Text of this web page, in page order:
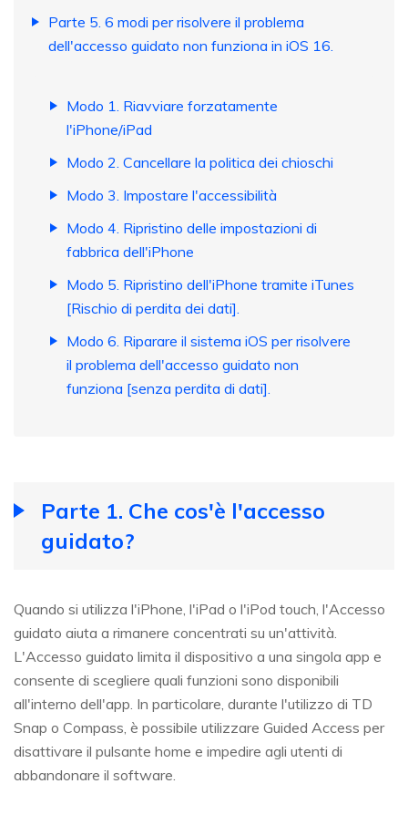
Parte 5. 6 modi per risolvere il problema
dell'accesso guidato non funziona in iOS 16.
Modo 1. Riavviare forzatamente
l'iPhone/iPad
Modo 2. Cancellare la politica dei chioschi
Modo 3. Impostare l'accessibilità
Modo 4. Ripristino delle impostazioni di
fabbrica dell'iPhone
Modo 5. Ripristino dell'iPhone tramite iTunes
[Rischio di perdita dei dati].
Modo 6. Riparare il sistema iOS per risolvere
il problema dell'accesso guidato non
funziona [senza perdita di dati].
Parte 1. Che cos'è l'accesso
guidato?
Quando si utilizza l'iPhone, l'iPad o l'iPod touch, l'Accesso
guidato aiuta a rimanere concentrati su un'attività.
L'Accesso guidato limita il dispositivo a una singola app e
consente di scegliere quali funzioni sono disponibili
all'interno dell'app. In particolare, durante l'utilizzo di TD
Snap o Compass, è possibile utilizzare Guided Access per
disattivare il pulsante home e impedire agli utenti di
abbandonare il software.